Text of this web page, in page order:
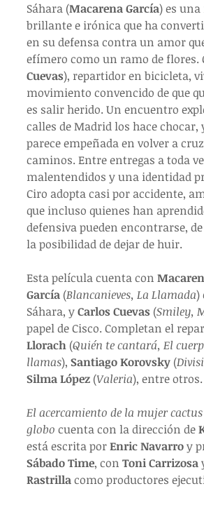
Sáhara (Macarena García) es
brillante e irónica que ha
en su defensa contra un amor
efímero como un ramo de flores.
Cuevas), repartidor en bicicleta,
movimiento convencido de que
es salir herido. Un encuentro
calles de Madrid los hace chocar,
parece empeñada en volver a
caminos. Entre entregas a toda
malentendidos y una identidad
Ciro adopta casi por accidente,
que incluso quienes han
defensiva pueden encontrarse,
la posibilidad de dejar de huir.
Esta película cuenta con
García (Blancanieves, La Llamada)
Sáhara, y Carlos Cuevas (Smiley,
papel de Cisco. Completan el
Llorach (Quién te cantará, El
llamas), Santiago Korovsky (
Silma López (Valeria), entre otros.
El acercamiento de la mujer
globo cuenta con la dirección de
está escrita por Enric Navarro y
Sábado Time, con Toni Carrizosa
Rastrilla como productores